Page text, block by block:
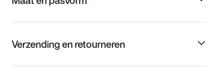
Verzending en retourneren